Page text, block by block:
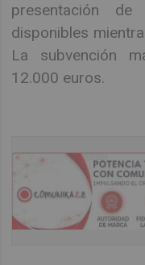
presentación
disponibles
La subvención
12.000 euros.